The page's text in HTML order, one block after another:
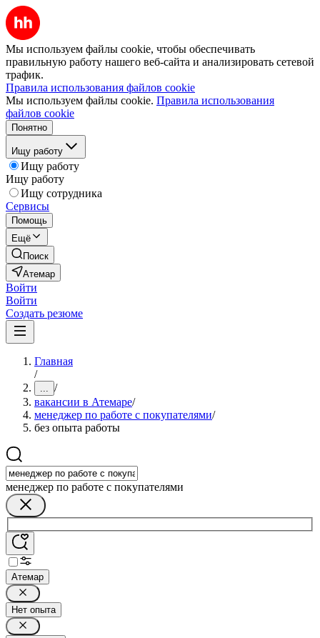
Мы используем файлы cookie, чтобы обеспечивать
правильную работу нашего веб-сайта и анализировать сетевой
трафик.
Правила использования файлов cookie
Мы используем файлы cookie. Правила использования
файлов cookie
Понятно
Ищу работу
Ищу работу
Ищу работу
Ищу сотрудника
Сервисы
Помощь
Ещё
Поиск
Атемар
Войти
Войти
Создать резюме
Главная
/
... /
вакансии в Атемаре/
менеджер по работе с покупателями/
без опыта работы
менеджер по работе с покупателями
Атемар
Нет опыта